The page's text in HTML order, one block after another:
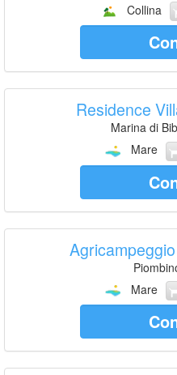
Collina
Residence
Marina di
Mare
Mare